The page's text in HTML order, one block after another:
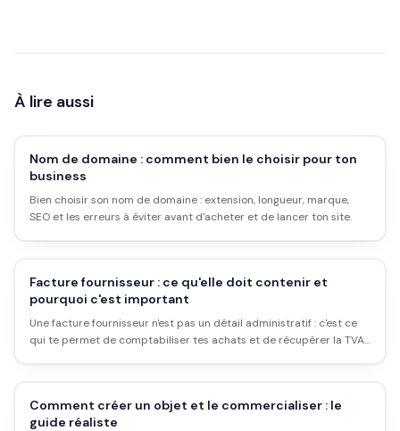
À lire aussi
Nom de domaine : comment bien le choisir pour ton
business
Bien choisir son nom de domaine : extension, longueur, marque,
SEO et les erreurs à éviter avant d'acheter et de lancer ton site.
Facture fournisseur : ce qu'elle doit contenir et
pourquoi c'est important
Une facture fournisseur n'est pas un détail administratif : c'est ce
qui te permet de comptabiliser tes achats et de récupérer la TVA.
Comment créer un objet et le commercialiser : le
guide réaliste